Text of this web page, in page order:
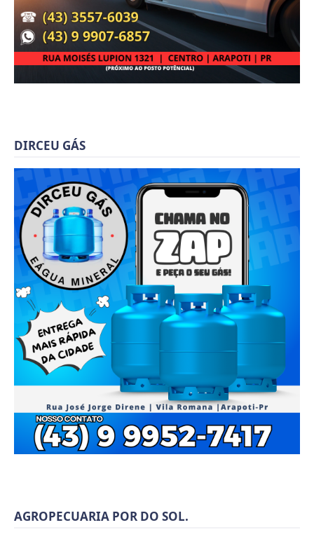
DIRCEU GÁS
AGROPECUARIA POR DO SOL.